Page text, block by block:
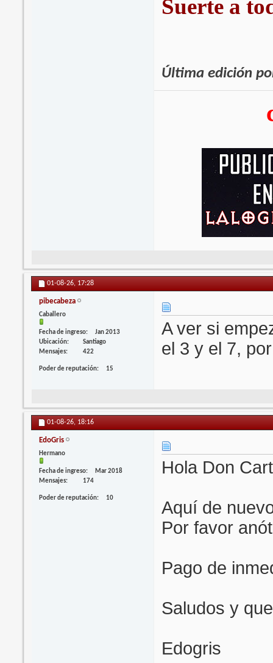
Suerte a
Última edición
01-08-26, 17:28
pibecabeza
Caballero
Fecha de ingreso
Jan 2013
Ubicación
Santiago
Mensajes
422
Poder de reputación 15
A ver si
el 3 y el 7,
01-08-26, 18:16
EdoGris
Hermano
Fecha de ingreso
Mar 2018
Mensajes
174
Poder de reputación 10
Hola Don
Aquí de
Por favor
Pago de
Saludos y
Edogris